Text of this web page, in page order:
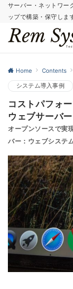
サーバー・ネットワー
ップで構築・保守しま
Home Contents
システム導入事例
コストパフォ
ウェブサーバ
オープンソースで実
バー：ウェブシステ